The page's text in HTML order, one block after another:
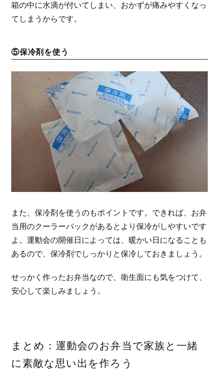
箱の中に水滴が付いてしまい、おかずが痛みやすくなっ
てしまうからです。
⑤保冷剤を使う
また、保冷剤を使うのもポイントです。できれば、お弁
当用のクーラーバックがあるとより保冷がしやすいです
よ。運動会の開催日によっては、暖かい日になることも
あるので、保冷剤でしっかりと保冷しておきましょう。
せっかく作ったお弁当なので、衛生面にも気をつけて、
安心して楽しみましょう。
まとめ：運動会のお弁当で家族と一緒
に素敵な思い出を作ろう